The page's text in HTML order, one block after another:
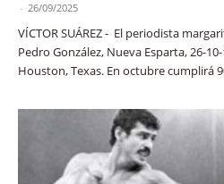
- 26/09/2025
VÍCTOR SUÁREZ - El periodista
Pedro González, Nueva Esparta, 26-
Houston, Texas. En octubre cumplirá